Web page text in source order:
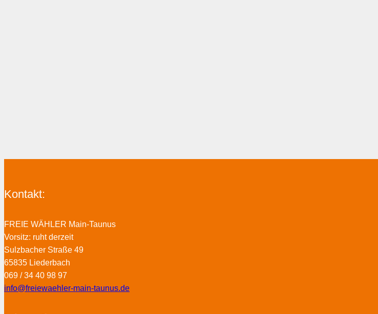
Kontakt:
FREIE WÄHLER Main-Taunus
Vorsitz: ruht derzeit
Sulzbacher Straße 49
65835 Liederbach
069 / 34 40 98 97
info@freiewaehler-main-taunus.de